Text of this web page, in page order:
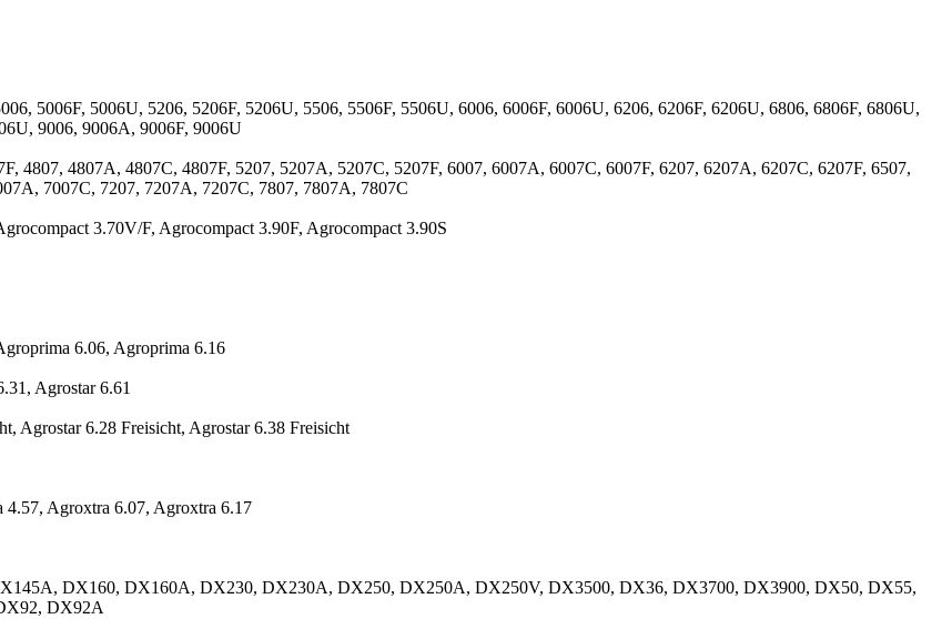
5006F, 5006U, 5206, 5206F, 5206U, 5506, 5506F, 5506U, 6006, 6006F, 6006U, 6206, 6206F, 6206U, 6806, 6806F, 6806U,
9006, 9006A, 9006F, 9006U
4807, 4807A, 4807C, 4807F, 5207, 5207A, 5207C, 5207F, 6007, 6007A, 6007C, 6007F, 6207, 6207A, 6207C, 6207F, 6507,
7007C, 7207, 7207A, 7207C, 7807, 7807A, 7807C
3.70V/F, Agrocompact 3.90F, Agrocompact 3.90S
6.06, Agroprima 6.16
Agrostar 6.61
Agrostar 6.28 Freisicht, Agrostar 6.38 Freisicht
Agroxtra 6.07, Agroxtra 6.17
DX160, DX160A, DX230, DX230A, DX250, DX250A, DX250V, DX3500, DX36, DX3700, DX3900, DX50, DX55,
DX92A